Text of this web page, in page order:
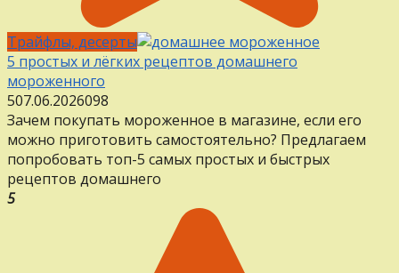
Трайфлы, десерты
5 простых и лёгких рецептов домашнего
мороженного
507.06.2026098
Зачем покупать мороженное в магазине, если его
можно приготовить самостоятельно? Предлагаем
попробовать топ-5 самых простых и быстрых
рецептов домашнего
5